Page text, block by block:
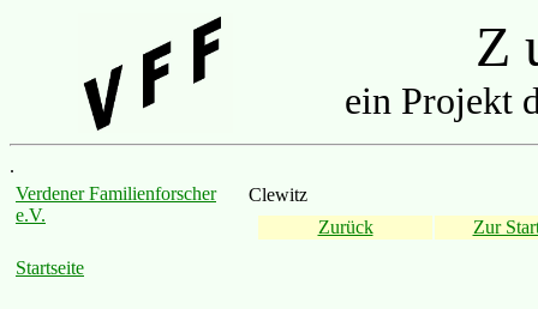
Z
ein Projekt
.
Verdener Familienforscher
e.V.
Startseite
Clewitz
Zurück
Zur